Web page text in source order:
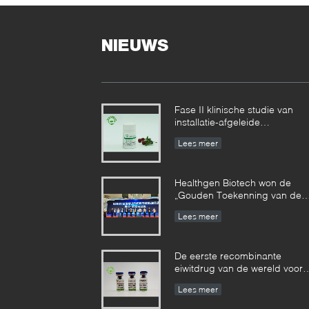
NIEUWS
Fase II klinische studie van
installatie-afgeleide
serumalbumine bereikte
Lees meer
Healthgen Biotech won de
„Gouden Toekenning van de
Octrooiconcurrentie van Hubei-
Lees meer
De eerste recombinante
eiwitdrug van de wereld voor
is goedgekeurd door de V.S.
Lees meer